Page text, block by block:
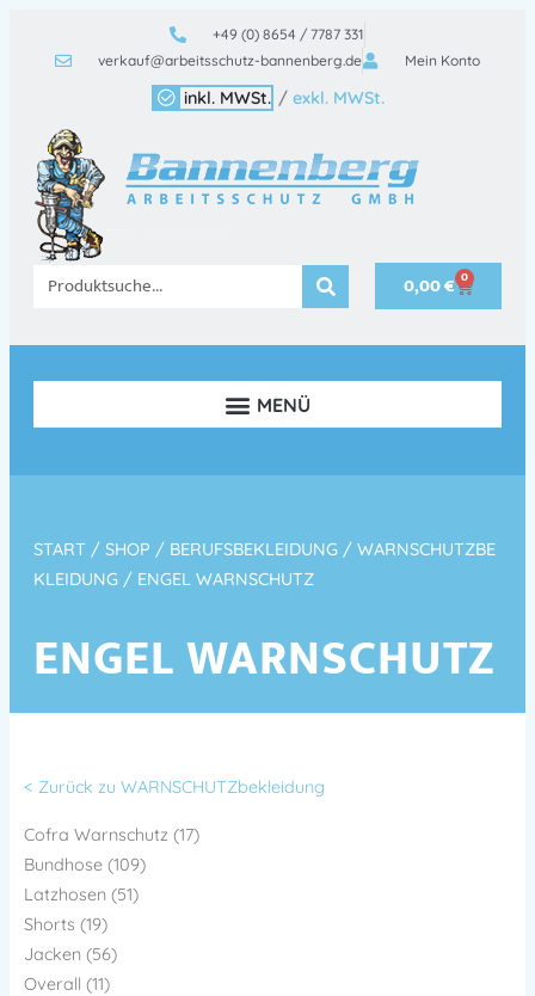
+49 (0) 8654 / 7787 331
verkauf@arbeitsschutz-bannenberg.de
Mein Konto
inkl. MWSt. / exkl. MWSt.
0,00€ 0
START / SHOP / BERUFSBEKLEIDUNG / WARNSCHUTZBE
KLEIDUNG / ENGEL WARNSCHUTZ
ENGEL WARNSCHUTZ
< Zurück zu WARNSCHUTZbekleidung
Cofra Warnschutz (17)
Bundhose (109)
Latzhosen (51)
Shorts (19)
Jacken (56)
Overall (11)